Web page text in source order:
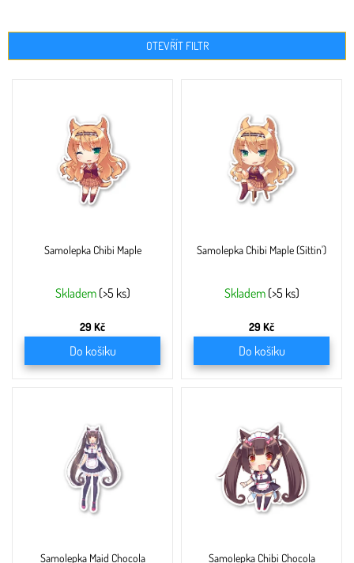
OTEVŘÍT FILTR
Samolepka Chibi Maple
Skladem (>5 ks)
29 Kč
Do košíku
Samolepka Chibi Maple (Sittin')
Skladem (>5 ks)
29 Kč
Do košíku
Samolepka Maid Chocola Samolepka Chibi Chocola